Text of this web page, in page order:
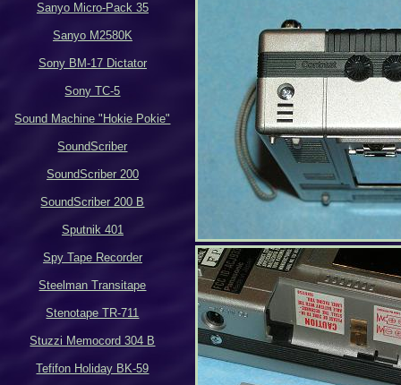
Sanyo Micro-Pack 35
Sanyo M2580K
Sony BM-17 Dictator
Sony TC-5
Sound Machine "Hokie Pokie"
SoundScriber
SoundScriber 200
SoundScriber 200 B
Sputnik 401
Spy Tape Recorder
Steelman Transitape
Stenotape TR-711
Stuzzi Memocord 304 B
Tefifon Holiday BK-59